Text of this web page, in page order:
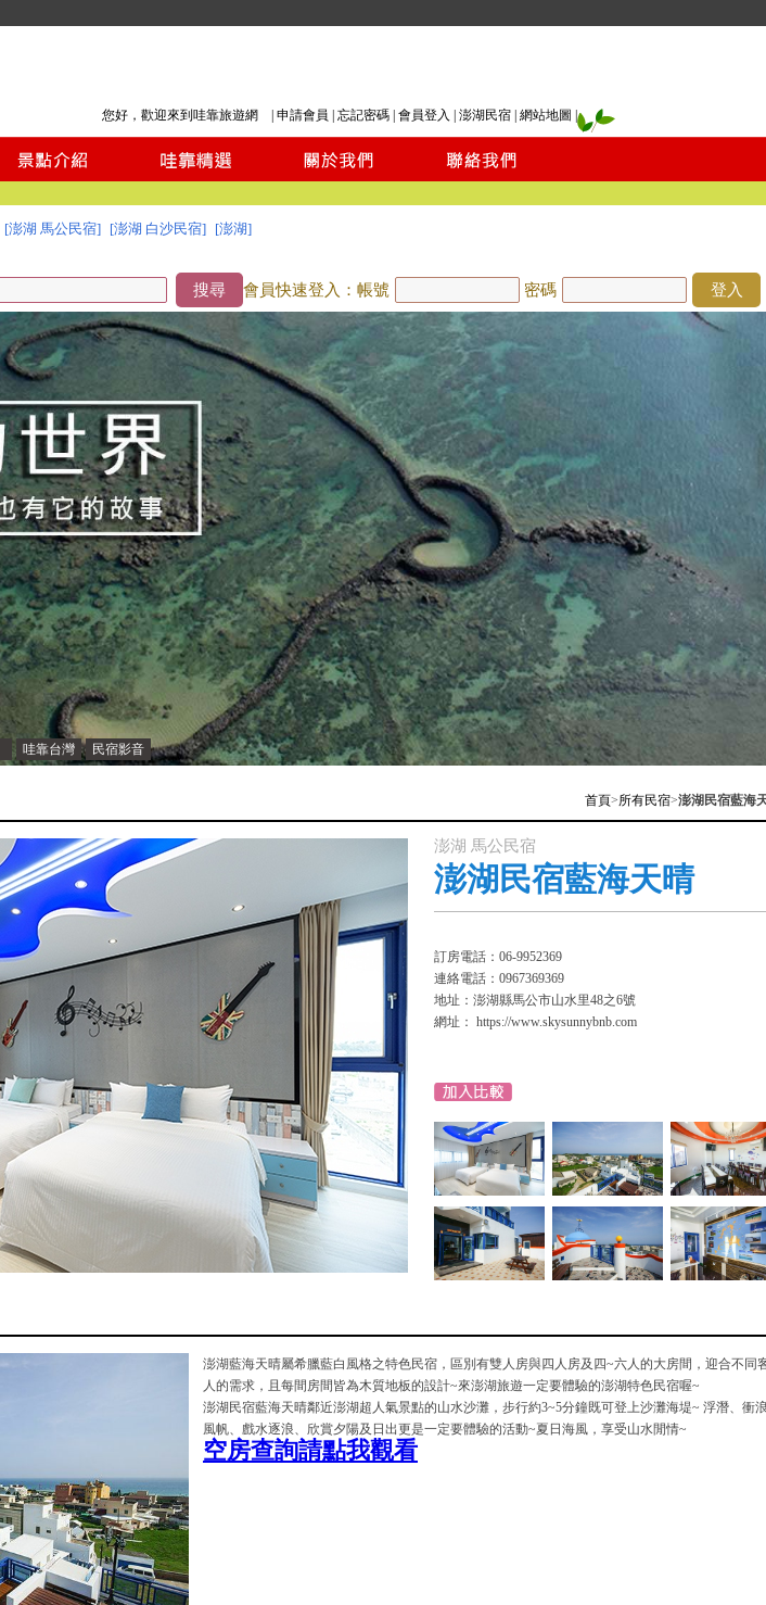
您好，歡迎來到哇靠旅遊網 | 申請會員 忘記密碼 會員登入 澎湖民宿 網站地圖
[澎湖 馬公民宿] [澎湖 白沙民宿] [澎湖]
哇靠台灣 民宿影音
搜尋 會員快速登入：帳號 密碼 登入
首頁>所有民宿>澎湖民宿藍海
澎湖 馬公民宿
澎湖民宿藍海天晴
訂房電話：06-9952369
連絡電話：0967369369
地址：澎湖縣馬公市山水里48之6號
網址： https://www.skysunnybnb.com
澎湖藍海天晴屬希臘藍白風格之特色民宿，區別有雙人房與四人房及四~六人的大房間，迎合不同
人的需求，且每間房間皆為木質地板的設計~來澎湖旅遊一定要體驗的澎湖特色民宿喔~
澎湖民宿藍海天晴鄰近澎湖超人氣景點的山水沙灘，步行約3~5分鐘既可登上沙灘海堤~ 浮潛、衝
風帆、戲水逐浪、欣賞夕陽及日出更是一定要體驗的活動~夏日海風，享受山水閒情~
空房查詢請點我觀看